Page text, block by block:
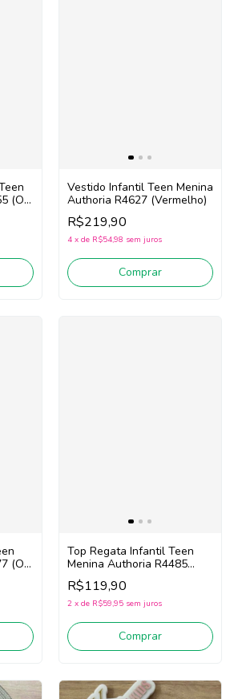
(Off
Vestido Infantil Teen Menina
Authoria R4627 (Vermelho)
R$219,90
4 x de R$54,98 sem juros
Comprar
(Off
Top Regata Infantil Teen
Menina Authoria R4485
(Rosa)
R$119,90
2 x de R$59,95 sem juros
Comprar